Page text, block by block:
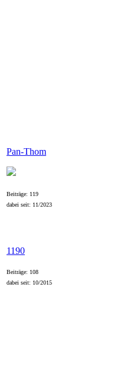
Pan-Thom
Beiträge: 119
dabei seit: 11/2023
1190
Beiträge: 108
dabei seit: 10/2015